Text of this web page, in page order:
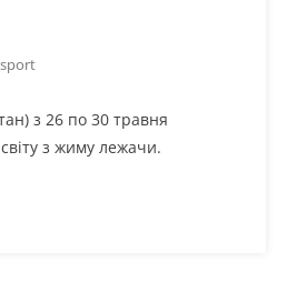
з 26 по 30 травня
з жиму лежачи.